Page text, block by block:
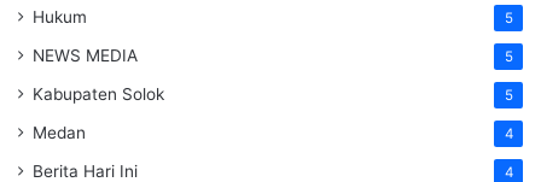
Hukum 5
NEWS MEDIA 5
Kabupaten Solok 5
Medan 4
Berita Hari Ini 4